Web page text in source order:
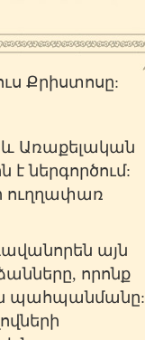
Քրիստոսը:
և Առաքելական
է ներգործում:
ուղղափառ
այն
որոնք
պահպանմանը: